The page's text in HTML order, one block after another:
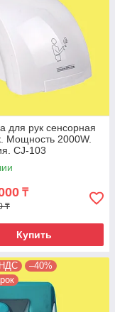
для рук сенсорная
Мощность 2000W.
CJ-103
₸
₸
Купить
–40%